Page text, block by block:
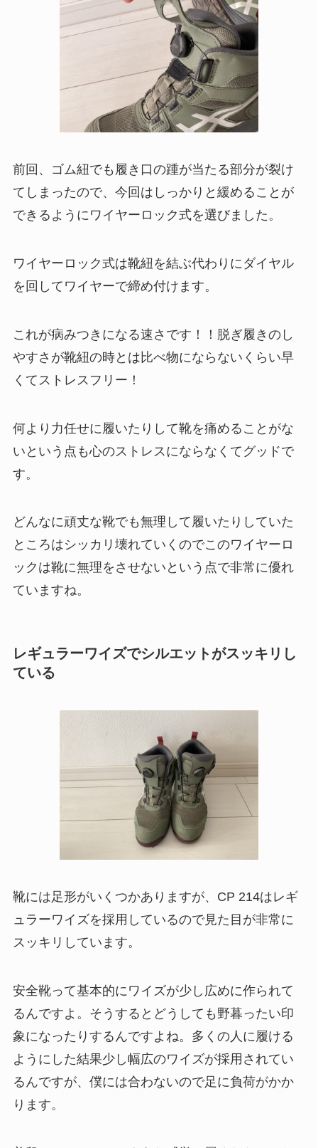
前回、ゴム紐でも履き口の踵が当たる部分が裂け
てしまったので、今回はしっかりと緩めることが
できるようにワイヤーロック式を選びました。
ワイヤーロック式は靴紐を結ぶ代わりにダイヤル
を回してワイヤーで締め付けます。
これが病みつきになる速さです！！脱ぎ履きのし
やすさが靴紐の時とは比べ物にならないくらい早
くてストレスフリー！
何より力任せに履いたりして靴を痛めることがな
いという点も心のストレスにならなくてグッドで
す。
どんなに頑丈な靴でも無理して履いたりしていた
ところはシッカリ壊れていくのでこのワイヤーロ
ックは靴に無理をさせないという点で非常に優れ
ていますね。
レギュラーワイズでシルエットがスッキリし
ている
靴には足形がいくつかありますが、CP 214はレギ
ュラーワイズを採用しているので見た目が非常に
スッキリしています。
安全靴って基本的にワイズが少し広めに作られて
るんですよ。そうするとどうしても野暮ったい印
象になったりするんですよね。多くの人に履ける
ようにした結果少し幅広のワイズが採用されてい
るんですが、僕には合わないので足に負荷がかか
ります。